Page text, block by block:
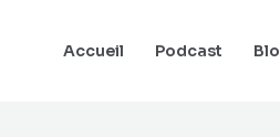
Accueil Podcast